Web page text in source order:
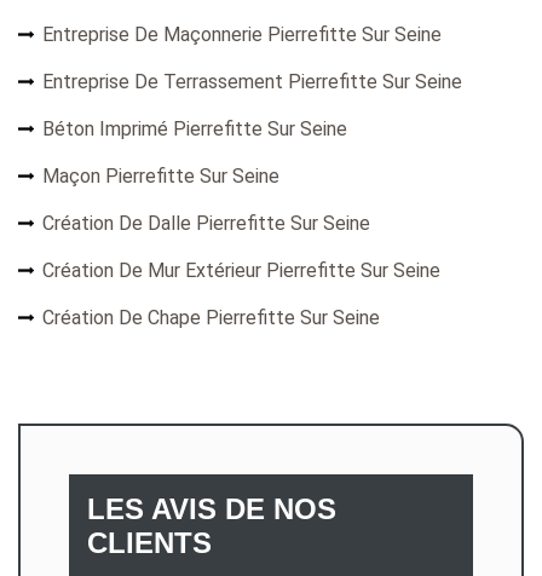
Entreprise De Maçonnerie Pierrefitte Sur Seine
Entreprise De Terrassement Pierrefitte Sur Seine
Béton Imprimé Pierrefitte Sur Seine
Maçon Pierrefitte Sur Seine
Création De Dalle Pierrefitte Sur Seine
Création De Mur Extérieur Pierrefitte Sur Seine
Création De Chape Pierrefitte Sur Seine
LES AVIS DE NOS
CLIENTS